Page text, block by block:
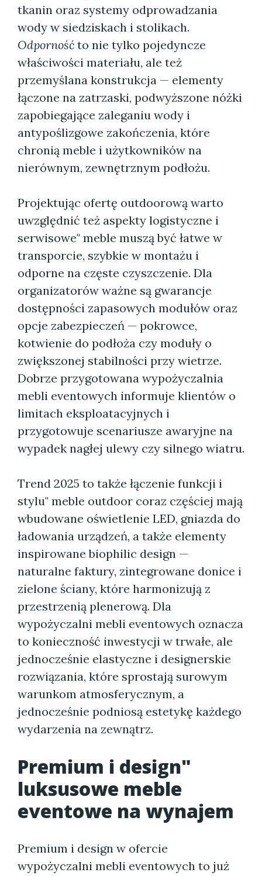
tkanin oraz systemy odprowadzania
wody w siedziskach i stolikach.
Odporność to nie tylko pojedyncze
właściwości materiału, ale też
przemyślana konstrukcja — elementy
łączone na zatrzaski, podwyższone nóżki
zapobiegające zaleganiu wody i
antypoślizgowe zakończenia, które
chronią meble i użytkowników na
nierównym, zewnętrznym podłożu.
Projektując ofertę outdoorową warto
uwzględnić też aspekty logistyczne i
serwisowe" meble muszą być łatwe w
transporcie, szybkie w montażu i
odporne na częste czyszczenie. Dla
organizatorów ważne są gwarancje
dostępności zapasowych modułów oraz
opcje zabezpieczeń — pokrowce,
kotwienie do podłoża czy moduły o
zwiększonej stabilności przy wietrze.
Dobrze przygotowana wypożyczalnia
mebli eventowych informuje klientów o
limitach eksploatacyjnych i
przygotowuje scenariusze awaryjne na
wypadek nagłej ulewy czy silnego wiatru.
Trend 2025 to także łączenie funkcji i
stylu" meble outdoor coraz częściej mają
wbudowane oświetlenie LED, gniazda do
ładowania urządzeń, a także elementy
inspirowane biophilic design —
naturalne faktury, zintegrowane donice i
zielone ściany, które harmonizują z
przestrzenią plenerową. Dla
wypożyczalni mebli eventowych oznacza
to konieczność inwestycji w trwałe, ale
jednocześnie elastyczne i designerskie
rozwiązania, które sprostają surowym
warunkom atmosferycznym, a
jednocześnie podniosą estetykę każdego
wydarzenia na zewnątrz.
Premium i design"
luksusowe meble
eventowe na wynajem
Premium i design w ofercie
wypożyczalni mebli eventowych to już